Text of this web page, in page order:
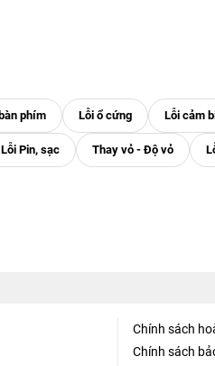
Chính sách
Chính sách